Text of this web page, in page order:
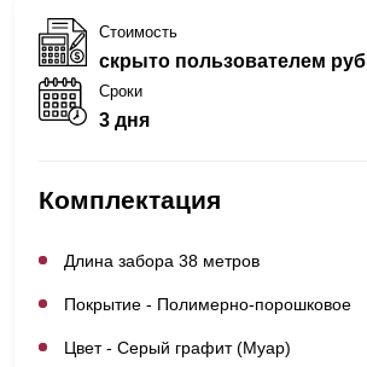
Стоимость
скрыто пользователем руб
Сроки
3 дня
Комплектация
Длина забора 38 метров
Покрытие - Полимерно-порошковое
Цвет - Серый графит (Муар)